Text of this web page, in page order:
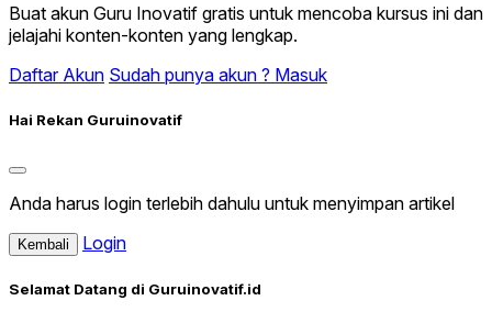
Buat akun Guru Inovatif gratis untuk mencoba kursus ini dan
jelajahi konten-konten yang lengkap.
Daftar Akun Sudah punya akun ? Masuk
Hai Rekan Guruinovatif
Anda harus login terlebih dahulu untuk menyimpan artikel
Kembali Login
Selamat Datang di Guruinovatif.id